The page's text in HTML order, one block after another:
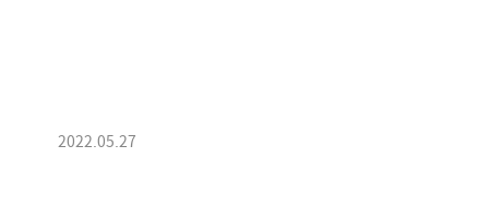
2022.05.27